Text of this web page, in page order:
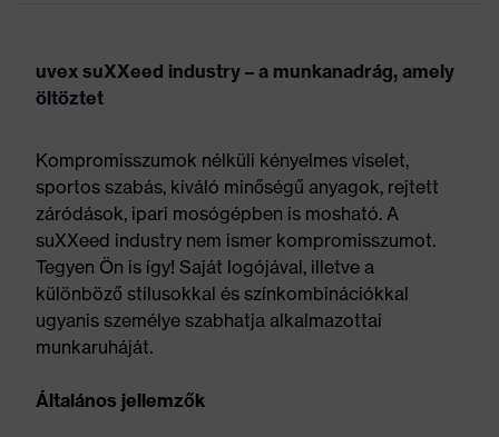
uvex suXXeed industry – a munkanadrág, amely
öltöztet
Kompromisszumok nélküli kényelmes viselet,
sportos szabás, kiváló minőségű anyagok, rejtett
záródások, ipari mosógépben is mosható. A
suXXeed industry nem ismer kompromisszumot.
Tegyen Ön is így! Saját logójával, illetve a
különböző stílusokkal és színkombinációkkal
ugyanis személye szabhatja alkalmazottai
munkaruháját.
Általános jellemzők